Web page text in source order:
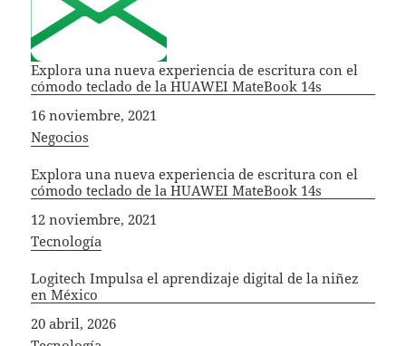
Explora una nueva experiencia de escritura con el
cómodo teclado de la HUAWEI MateBook 14s
Fecha
16 noviembre, 2021
In relation to
Negocios
Explora una nueva experiencia de escritura con el
cómodo teclado de la HUAWEI MateBook 14s
Fecha
12 noviembre, 2021
In relation to
Tecnología
Logitech Impulsa el aprendizaje digital de la niñez
en México
Fecha
20 abril, 2026